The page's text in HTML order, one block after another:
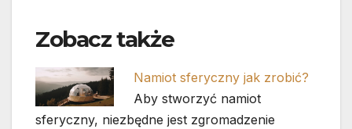
Zobacz także
Namiot sferyczny jak zrobić?
Aby stworzyć namiot
sferyczny, niezbędne jest zgromadzenie